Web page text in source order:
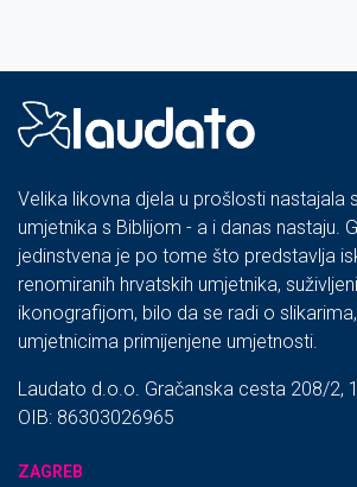
Velika likovna djela u prošlosti nastajala
umjetnika s Biblijom - a i danas nastaju.
jedinstvena je po tome što predstavlja
renomiranih hrvatskih umjetnika,
ikonografijom, bilo da se radi o
umjetnicima primijenjene umjetnosti.
Laudato d.o.o. Gračanska cesta 208/2,
OIB: 86303026965
ZAGREB